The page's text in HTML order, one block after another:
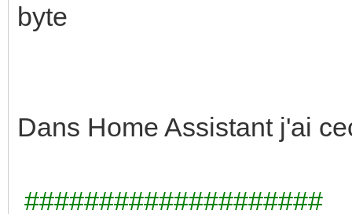
byte
Dans Home Assistant j'ai
####################